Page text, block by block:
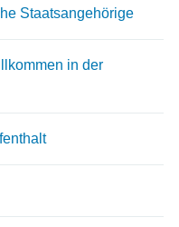
Staatsangehörige
in der